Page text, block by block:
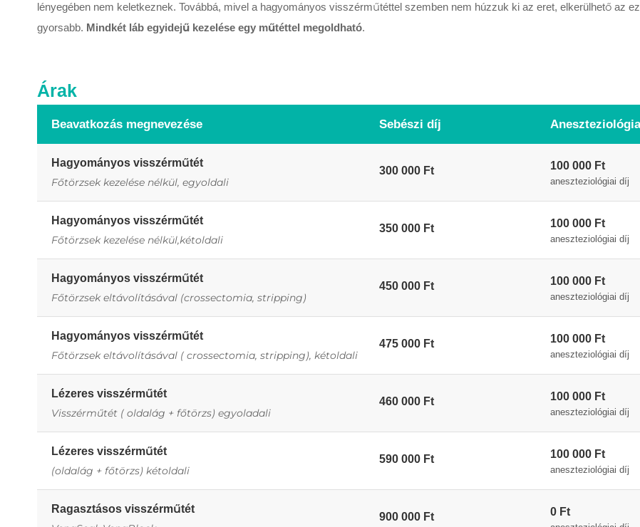
lényegében nem keletkeznek. Továbbá, mivel a hagyományos visszérműtéttel szemben nem húzzuk ki az eret, elkerülhető az
gyorsabb. Mindkét láb egyidejű kezelése egy műtéttel megoldható.
Árak
Beavatkozás megnevezése Sebészi díj
Hagyományos visszérműtét
Főtörzsek kezelése nélkül, egyoldali
300 000 Ft 100 000 Ft
aneszteziológiai díj
Hagyományos visszérműtét
Főtörzsek kezelése nélkül,kétoldali
350 000 Ft 100 000 Ft
aneszteziológiai díj
Hagyományos visszérműtét
Főtörzsek eltávolításával (crossectomia, stripping)
450 000 Ft 100 000 Ft
aneszteziológiai díj
Hagyományos visszérműtét
Főtörzsek eltávolításával ( crossectomia, stripping), kétoldali
475 000 Ft 100 000 Ft
aneszteziológiai díj
Lézeres visszérműtét
Visszérműtét ( oldalág + főtörzs) egyoladali
460 000 Ft 100 000 Ft
aneszteziológiai díj
Lézeres visszérműtét
(oldalág + főtörzs) kétoldali
590 000 Ft 100 000 Ft
aneszteziológiai díj
Ragasztásos visszérműtét
900 000 Ft 0 Ft